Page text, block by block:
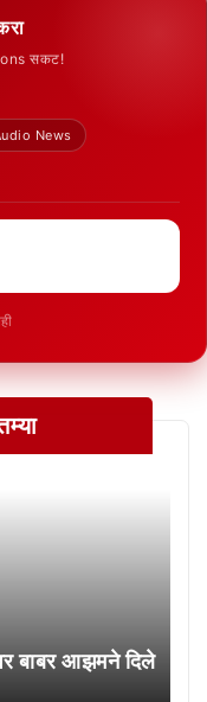
सकट!
News
बाबर आझमने दिले